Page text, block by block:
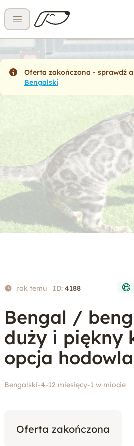
Otwórz menu
Oferta zakończona - sprawdź
Bengalski
rok temu ID: 4188
Bengal /
duży i piękny
opcja
Bengalski-4-12 miesięcy-1 w miocie
Oferta zakończona